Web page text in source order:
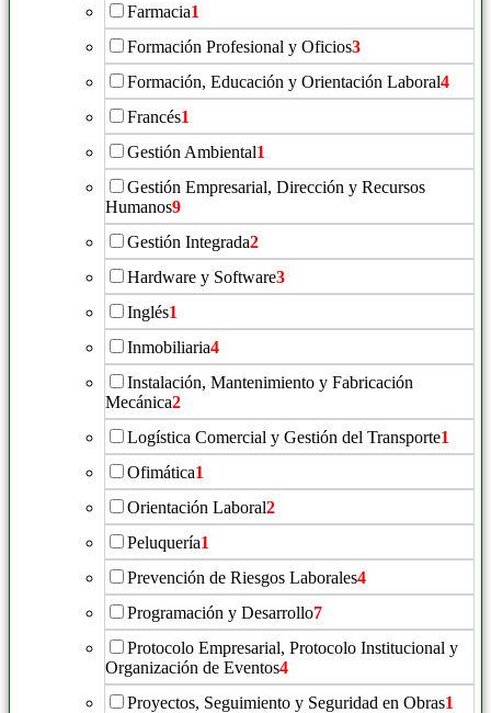
Farmacia1
Formación Profesional y Oficios3
Formación, Educación y Orientación Laboral4
Francés1
Gestión Ambiental1
Gestión Empresarial, Dirección y Recursos
Humanos9
Gestión Integrada2
Hardware y Software3
Inglés1
Inmobiliaria4
Instalación, Mantenimiento y Fabricación
Mecánica2
Logística Comercial y Gestión del Transporte1
Ofimática1
Orientación Laboral2
Peluquería1
Prevención de Riesgos Laborales4
Programación y Desarrollo7
Protocolo Empresarial, Protocolo Institucional y
Organización de Eventos4
Proyectos, Seguimiento y Seguridad en Obras1